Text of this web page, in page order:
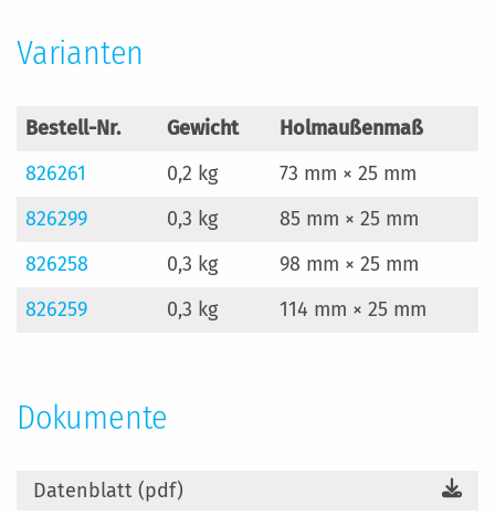
Varianten
Bestell-Nr. Gewicht
Holmaußenmaß
826261
0,2 kg
73 mm × 25 mm
826299
0,3 kg
85 mm × 25 mm
826258
0,3 kg
98 mm × 25 mm
826259
0,3 kg 114 mm × 25 mm
Dokumente
Datenblatt (pdf)